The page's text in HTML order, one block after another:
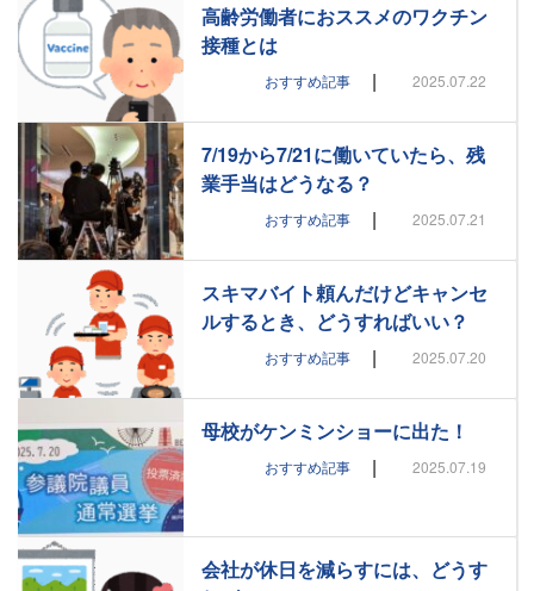
高齢労働者におススメのワクチン
接種とは
おすすめ記事 | 2025.07.22
7/19から7/21に働いていたら、残
業手当はどうなる？
おすすめ記事 | 2025.07.21
スキマバイト頼んだけどキャンセ
ルするとき、どうすればいい？
おすすめ記事 | 2025.07.20
母校がケンミンショーに出た！
おすすめ記事 | 2025.07.19
会社が休日を減らすには、どうす